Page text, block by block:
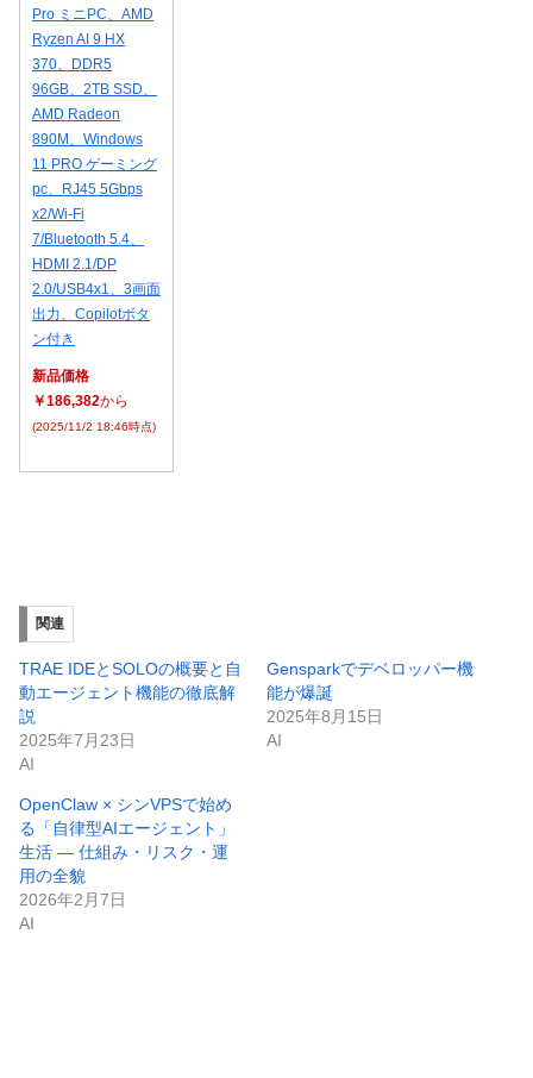
Pro ミニPC、AMD
Ryzen AI 9 HX
370、DDR5
96GB、2TB SSD、
AMD Radeon
890M、Windows
11 PRO ゲーミング
pc、RJ45 5Gbps
x2/Wi-Fi
7/Bluetooth 5.4、
HDMI 2.1/DP
2.0/USB4x1、3画面
出力、Copilotボタ
ン付き
新品価格
￥186,382から
(2025/11/2 18:46時点)
関連
TRAE IDEとSOLOの概要と自
動エージェント機能の徹底解
説
2025年7月23日
AI
Gensparkでデベロッパー機
能が爆誕
2025年8月15日
AI
OpenClaw × シンVPSで始め
る「自律型AIエージェント」
生活 — 仕組み・リスク・運
用の全貌
2026年2月7日
AI